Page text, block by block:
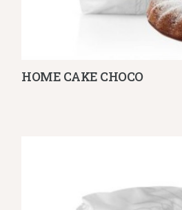
Λεπτομέρειες
HOME CAKE CHOCO